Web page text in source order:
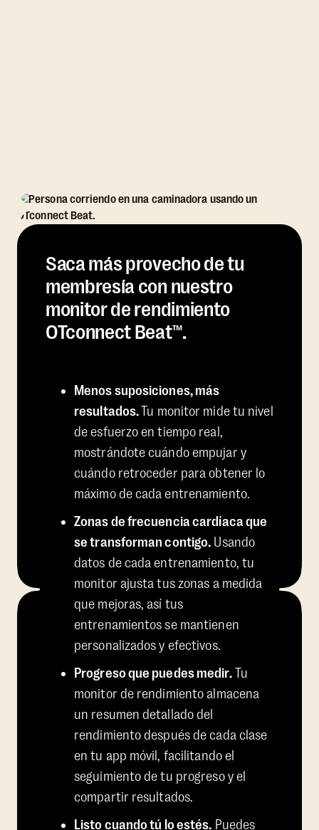
Saca más provecho de tu
membresía con nuestro
monitor de rendimiento
OTconnect Beat™.
Menos suposiciones, más
resultados.Tu monitor mide tu nivel
de esfuerzo en tiempo real,
mostrándote cuándo empujar y
cuándo retroceder para obtener lo
máximo de cada entrenamiento.
Zonas de frecuencia cardíaca que
se transforman contigo. Usando
datos de cada entrenamiento, tu
monitor ajusta tus zonas a medida
que mejoras, así tus
entrenamientos se mantienen
personalizados y efectivos.
Progreso que puedes medir.Tu
monitor de rendimiento almacena
un resumen detallado del
rendimiento después de cada clase
en tu app móvil, facilitando el
seguimiento de tu progreso y el
compartir resultados.
Listo cuando tú lo estés. Puedes